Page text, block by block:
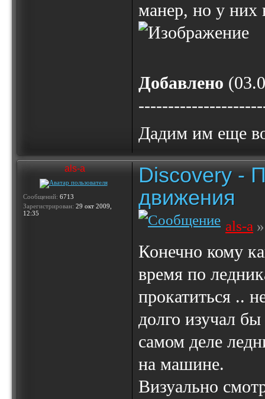
манер, но у них
Добавлено
Дадим им еще
als-a
Сообщений: 6713
Зарегистрирован: 29 окт 2009,
12:35
Discovery -
движения
als-a
Конечно кому
время по
прокатиться ..
долго изучал
самом деле
на машине.
Визуально